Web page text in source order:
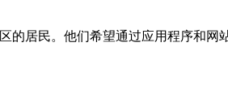
居民。他们希望通过应用程序和网